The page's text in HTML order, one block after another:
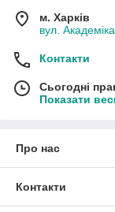
м. Харків
вул.
Контакти
Сьогодні
Показати
Про нас
Контакти